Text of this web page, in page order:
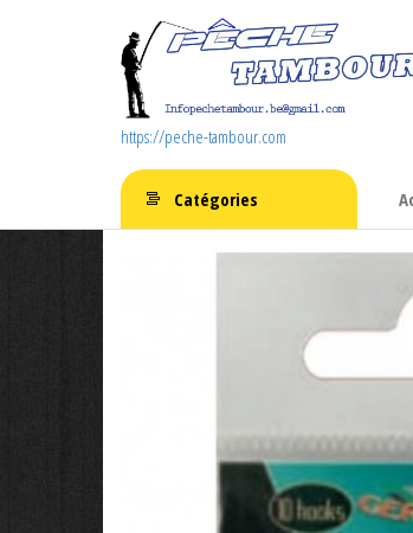
https://peche-tambour.com
Catégories